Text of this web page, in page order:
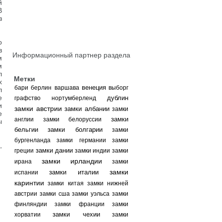
Информационный партнер раздела
Метки
бари берлин варшава венеция выборг
графство нортумберленд
дублин
замки австрии замки албании замки
англии
замки белоруссии
замки
бельгии
замки болгарии
замки
бургенланда
замки германии
замки
греции замки дании замки индии замки
ирана
замки ирландии
замки
испании
замки италии
замки
каринтии замки китая замки нижней
австрии замки сша замки уэльса замки
финляндии
замки франции
замки
хорватии
замки чехии замки